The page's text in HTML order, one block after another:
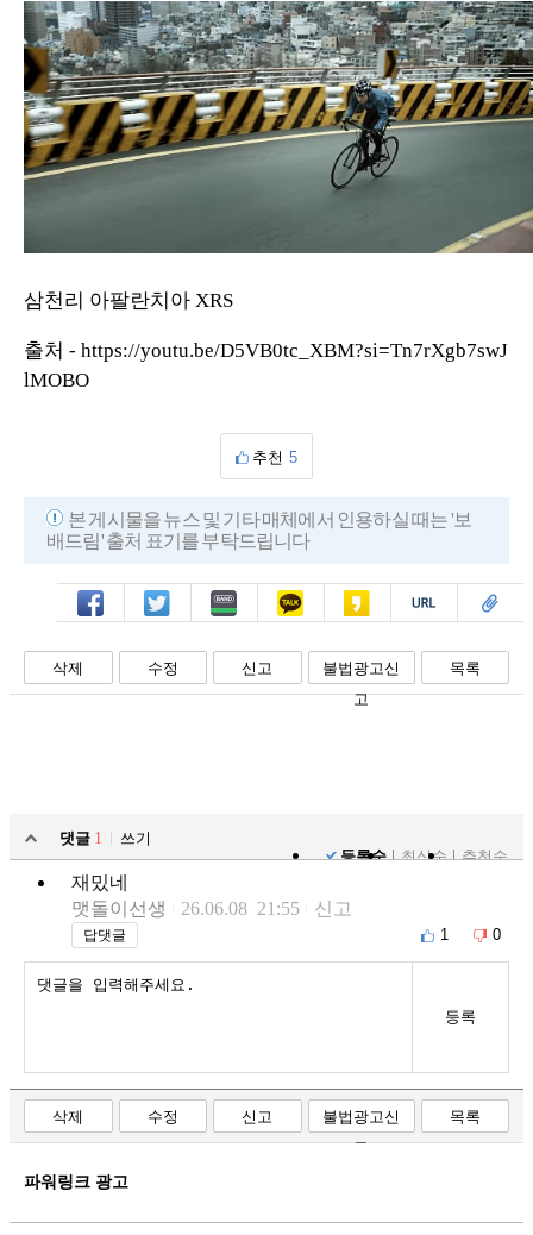
삼천리 아팔란치아 XRS
출처 - https://youtu.be/D5VB0tc_XBM?si=Tn7rXgb7swJ
lMOBO
추천 5
본 게시물을 뉴스 및 기타 매체에서 인용하실 때는 '보
배드림' 출처 표기를 부탁드립니다
페북 트윗 밴드 카톡 카스 복사 스크랩
삭제 수정 신고
불법광고신
고
목록
댓글 1
쓰기
등록순
최신순 추천순
재밌네
맷돌이선생
26.06.08 21:55 신고
답댓글 1 0
등록
삭제 수정 신고
불법광고신
고
목록
파워링크 광고